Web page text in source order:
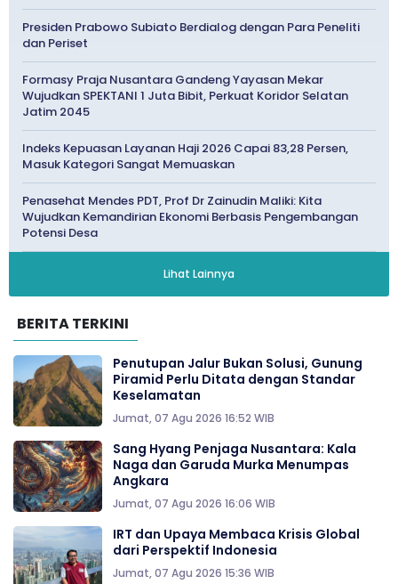
Presiden Prabowo Subiato Berdialog dengan Para Peneliti
dan Periset
Formasy Praja Nusantara Gandeng Yayasan Mekar
Wujudkan SPEKTANI 1 Juta Bibit, Perkuat Koridor Selatan
Jatim 2045
Indeks Kepuasan Layanan Haji 2026 Capai 83,28 Persen,
Masuk Kategori Sangat Memuaskan
Penasehat Mendes PDT, Prof Dr Zainudin Maliki: Kita
Wujudkan Kemandirian Ekonomi Berbasis Pengembangan
Potensi Desa
Lihat Lainnya
BERITA TERKINI
Penutupan Jalur Bukan Solusi, Gunung
Piramid Perlu Ditata dengan Standar
Keselamatan
Jumat, 07 Agu 2026 16:52 WIB
Sang Hyang Penjaga Nusantara: Kala
Naga dan Garuda Murka Menumpas
Angkara
Jumat, 07 Agu 2026 16:06 WIB
IRT dan Upaya Membaca Krisis Global
dari Perspektif Indonesia
Jumat, 07 Agu 2026 15:36 WIB